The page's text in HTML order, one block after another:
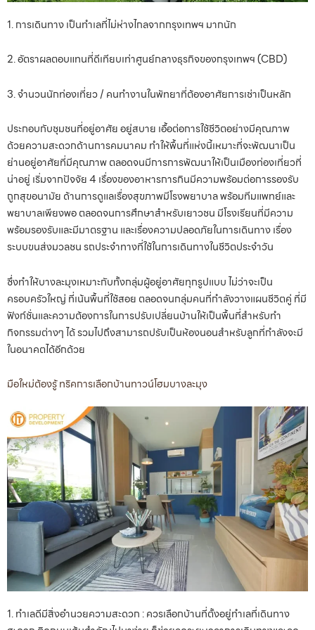
​1. การเดินทาง เป็นทำเลที่ไม่ห่างไกลจากกรุงเทพฯ มากนัก
​2. อัตราผลตอบแทนที่ดีเทียบเท่าศูนย์กลางธุรกิจของกรุงเทพฯ (CBD)
​3. จำนวนนักท่องเที่ยว / คนทำงานในพัทยาที่ต้องอาศัยการเช่าเป็นหลัก
ประกอบกับชุมชนที่อยู่อาศัย อยู่สบาย เอื้อต่อการใช้ชีวิตอย่างมีคุณภาพ
ด้วยความสะดวกด้านการคมนาคม ทำให้พื้นที่แห่งนี้เหมาะที่จะพัฒนาเป็น
ย่านอยู่อาศัยที่มีคุณภาพ ตลอดจนมีการการพัฒนาให้เป็นเมืองท่องเที่ยวที่
น่าอยู่ เริ่มจากปัจจัย 4 เรื่องของอาหารการกินมีความพร้อมต่อการรองรับ
ถูกสุขอนามัย ด้านการดูแลเรื่องสุขภาพมีโรงพยาบาล พร้อมทีมแพทย์และ
พยาบาลเพียงพอ ตลอดจนการศึกษาสำหรับเยาวชน มีโรงเรียนที่มีความ
พร้อมรองรับและมีมาตรฐาน และเรื่องความปลอดภัยในการเดินทาง เรื่อง
ระบบขนส่งมวลชน รถประจำทางที่ใช้ในการเดินทางในชีวิตประจำวัน
ซึ่งทำให้บางละมุงเหมาะกับทั้งกลุ่มผู้อยู่อาศัยทุกรูปแบบ ไม่ว่าจะเป็น
ครอบครัวใหญ่ ที่เน้นพื้นที่ใช้สอย ตลอดจนกลุ่มคนที่กำลังวางแผนชีวิตคู่ ที่มี
ฟังก์ชั่นและความต้องการในการปรับเปลี่ยนบ้านให้เป็นพื้นที่สำหรับทำ
กิจกรรมต่างๆ ได้ รวมไปถึงสามารถปรับเป็นห้องนอนสำหรับลูกที่กำลังจะมี
ในอนาคตได้อีกด้วย
มือใหม่ต้องรู้ ทริคการเลือกบ้านทาวน์โฮมบางละมุง
1. ทำเลดีมีสิ่งอำนวยความสะดวก : ควรเลือกบ้านที่ตั้งอยู่ทำเลที่เดินทาง